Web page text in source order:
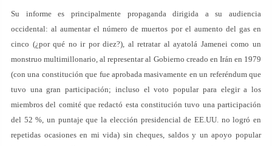
Su informe es principalmente propaganda dirigida a su audiencia
occidental: al aumentar el número de muertos por el aumento del gas en
cinco (¿por qué no ir por diez?), al retratar al ayatolá Jamenei como un
monstruo multimillonario, al representar al Gobierno creado en Irán en 1979
(con una constitución que fue aprobada masivamente en un referéndum que
tuvo una gran participación; incluso el voto popular para elegir a los
miembros del comité que redactó esta constitución tuvo una participación
del 52 %, un puntaje que la elección presidencial de EE.UU. no logró en
repetidas ocasiones en mi vida) sin cheques, saldos y un apoyo popular